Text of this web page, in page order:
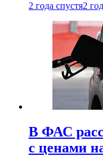
2 года спустя2
В ФАС
с ценами